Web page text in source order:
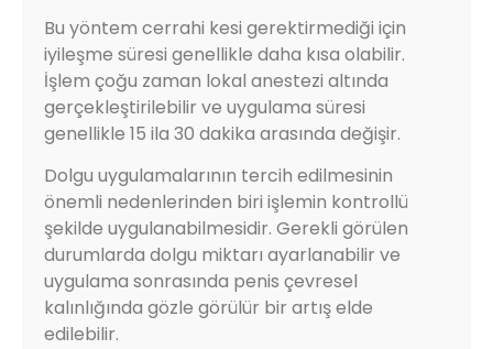
Bu yöntem cerrahi kesi gerektirmediği için
iyileşme süresi genellikle daha kısa olabilir.
İşlem çoğu zaman lokal anestezi altında
gerçekleştirilebilir ve uygulama süresi
genellikle 15 ila 30 dakika arasında değişir.
Dolgu uygulamalarının tercih edilmesinin
önemli nedenlerinden biri işlemin kontrollü
şekilde uygulanabilmesidir. Gerekli görülen
durumlarda dolgu miktarı ayarlanabilir ve
uygulama sonrasında penis çevresel
kalınlığında gözle görülür bir artış elde
edilebilir.